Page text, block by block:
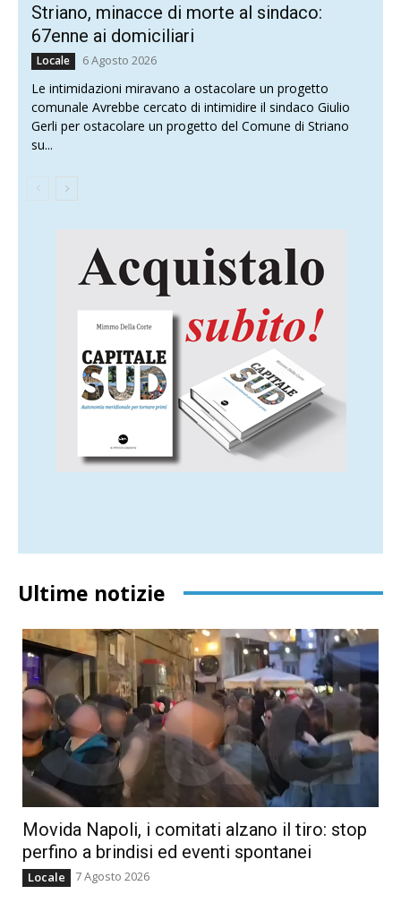
Striano, minacce di morte al sindaco:
67enne ai domiciliari
Locale 6 Agosto 2026
Le intimidazioni miravano a ostacolare un progetto
comunale Avrebbe cercato di intimidire il sindaco Giulio
Gerli per ostacolare un progetto del Comune di Striano
su...
Ultime notizie
Movida Napoli, i comitati alzano il tiro: stop
perfino a brindisi ed eventi spontanei
Locale 7 Agosto 2026